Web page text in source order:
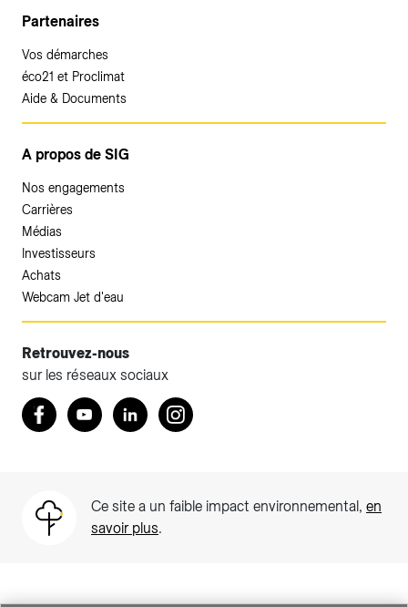
Partenaires
Vos démarches
éco21 et Proclimat
Aide & Documents
A propos de SIG
Nos engagements
Carrières
Médias
Investisseurs
Achats
Webcam Jet d'eau
Retrouvez-nous
sur les réseaux sociaux
Retrouvez nous sur Facebook
YoutubeLinkedInInstagram
Ce site a un faible impact environnemental, en
savoir plus.
Accéder à votre espace client SIG.
Votre espace client SIG n'est pas optimisé pour une
Particuliers)